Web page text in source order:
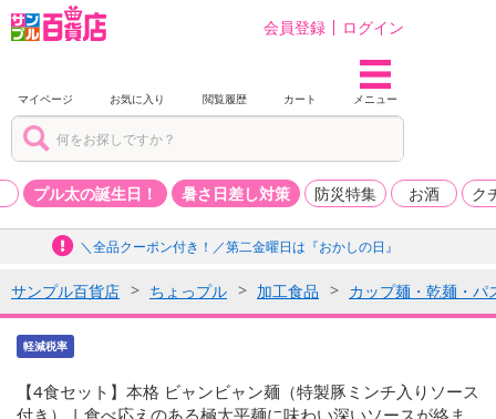
会員登録 ログイン
マイページ お気に入り 閲覧履歴 カート メニュー
プル太の誕生日！ 暑さ日差し対策 防災特集 お酒 ク
＼全品クーポン付き！／第二金曜日は『おかしの日』
サンプル百貨店 ちょっプル 加工食品 カップ麺・乾麺・パ
軽減税率
【4食セット】本格 ビャンビャン麺（特製豚ミンチ入りソース
付き） | 食べ応えのある極太平麺に味わい深いソースが絡ま